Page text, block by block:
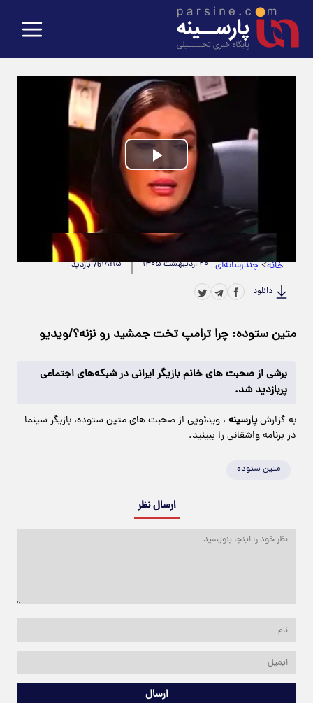
Play
Video
حجم ویدیو: 5.99M |مدت زمان ویدیو: 00:00:51
خانه>چندرسانه‌ای ۲۰ اردیبهشت ۱۴۰۵ ۱۸:۱۵76 بازدید
دانلود
متین ستوده: چرا ترامپ تخت جمشید رو نزنه؟/ویدیو
برشی از صحبت های خانم بازیگر ایرانی در شبکه‌های اجتماعی
پربازدید شد.
به گزارشپارسینه ، ویدئویی از صحبت های متین ستوده، بازیگر سینما
در برنامه واشقانی را ببینید.
متین ستوده
ارسال نظر
ارسال